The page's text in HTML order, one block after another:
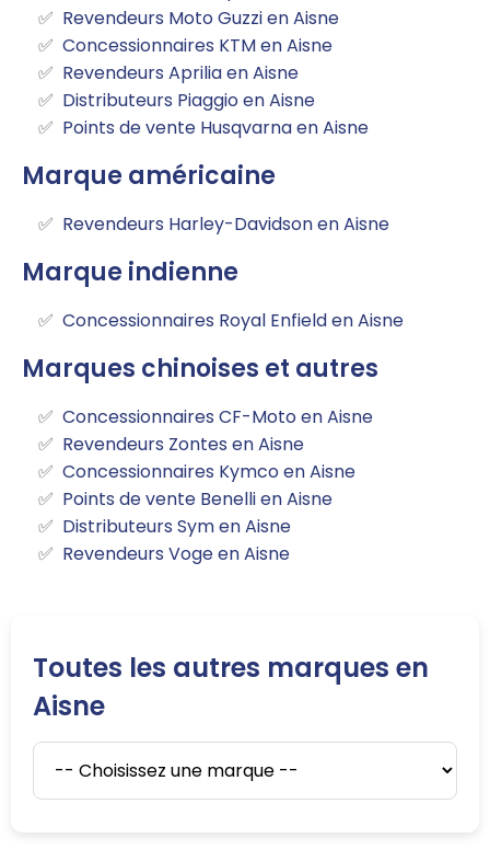
Revendeurs Moto Guzzi en Aisne
Concessionnaires KTM en Aisne
Revendeurs Aprilia en Aisne
Distributeurs Piaggio en Aisne
Points de vente Husqvarna en Aisne
Marque américaine
Revendeurs Harley-Davidson en Aisne
Marque indienne
Concessionnaires Royal Enfield en Aisne
Marques chinoises et autres
Concessionnaires CF-Moto en Aisne
Revendeurs Zontes en Aisne
Concessionnaires Kymco en Aisne
Points de vente Benelli en Aisne
Distributeurs Sym en Aisne
Revendeurs Voge en Aisne
Toutes les autres marques en
Aisne